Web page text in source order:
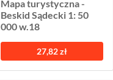
Mapa turystyczna -
Beskid Sądecki 1: 50
000 w.18
27,82 zł